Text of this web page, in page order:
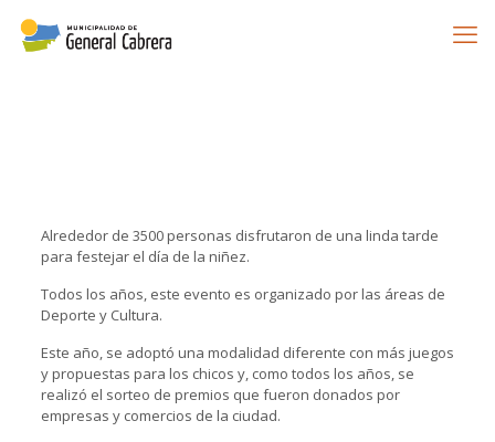
Alrededor de 3500 personas disfrutaron de una linda tarde
para festejar el día de la niñez.
Todos los años, este evento es organizado por las áreas de
Deporte y Cultura.
Este año, se adoptó una modalidad diferente con más juegos
y propuestas para los chicos y, como todos los años, se
realizó el sorteo de premios que fueron donados por
empresas y comercios de la ciudad.